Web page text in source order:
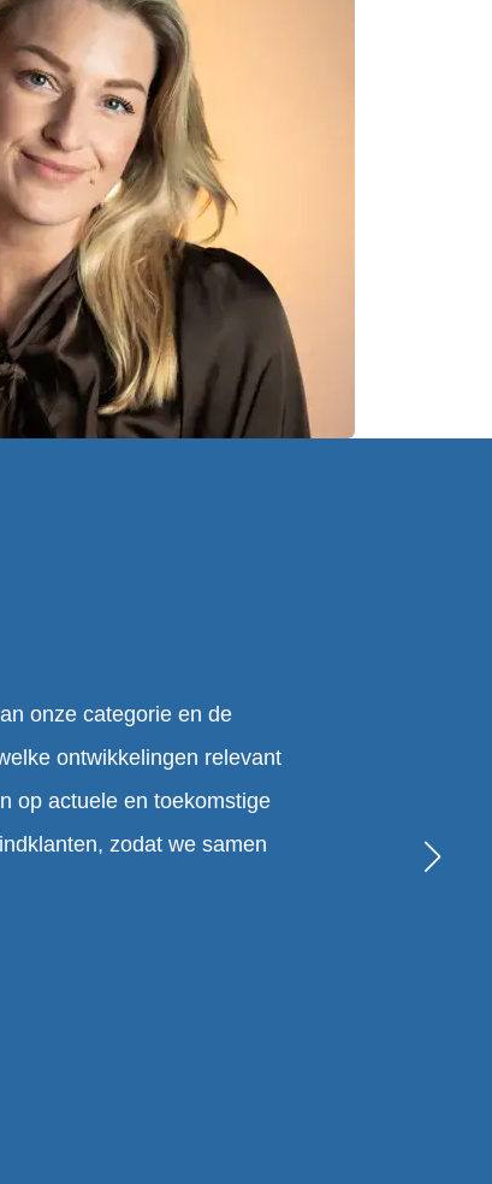
inzicht in de hele markt. Jij bepaalt
richting.
onze categorie en de
ontwikkelingen relevant
op actuele en toekomstige
zodat we samen